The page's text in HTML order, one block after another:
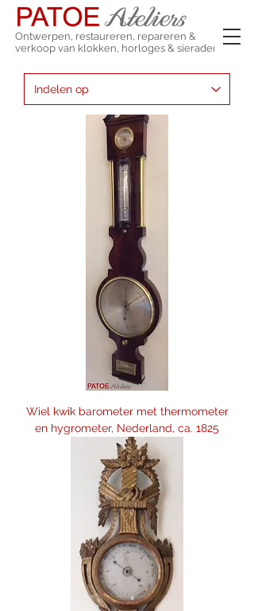
Ontwerpen, restaureren, repareren &
verkoop van klokken, horloges & sieraden
Wiel kwik barometer met thermometer
en hygrometer, Nederland, ca. 1825